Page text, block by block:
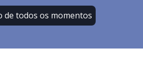
de todos os momentos